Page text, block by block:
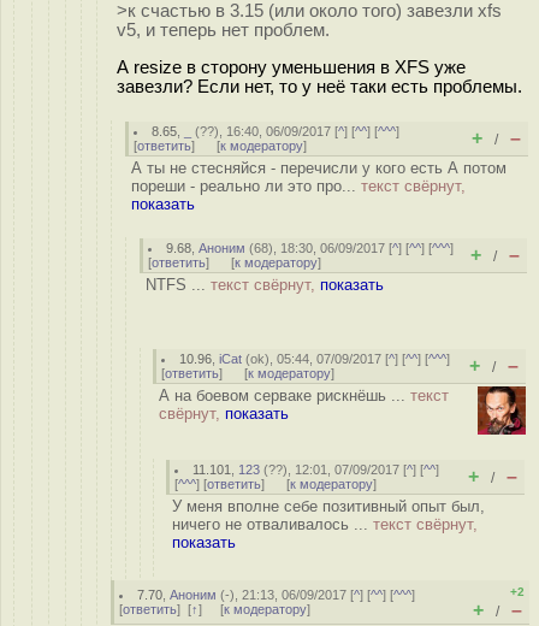
>к счастью в 3.15 (или около того) завезли xfs
v5, и теперь нет проблем.
А resize в сторону уменьшения в XFS уже
завезли? Если нет, то у неё таки есть проблемы.
8.65 (??), 16:40, 06/09/2017 [^] [^^] [^^^]
[ответить] [к модератору] + / –
А ты не стесняйся - перечисли у кого есть А потом
пореши - реально ли это про... текст свёрнут,
показать
9.68 ,Аноним (68), 18:30, 06/09/2017 [^] [^^] [^^^]
[ответить] [к модератору] + / –
NTFS ... текст свёрнут, показать
10.96 ,iCat (ok), 05:44, 07/09/2017 [^] [^^] [^^^]
[ответить] [к модератору] + / –
А на боевом серваке рискнёшь ... текст
свёрнут, показать
11.101 123 (??), 12:01, 07/09/2017 [^] [^^]
[^^^] [ответить] [к модератору] + / –
У меня вполне себе позитивный опыт был,
ничего не отваливалось ... текст свёрнут,
показать
7.70 ,Аноним (-), 21:13, 06/09/2017 [^] [^^] [^^^]
[ответить] [↑] [к модератору]
+2
+ / –